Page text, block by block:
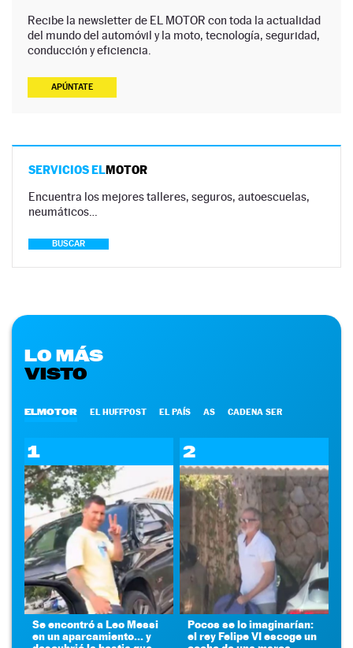
Recibe la newsletter de EL MOTOR con toda la actualidad
del mundo del automóvil y la moto, tecnología, seguridad,
conducción y eficiencia.
APÚNTATE
SERVICIOS ELMOTOR
Encuentra los mejores talleres, seguros, autoescuelas,
neumáticos…
BUSCAR
LO MÁS
VISTO
ELMOTOR EL HUFFPOST EL PAÍS AS CADENA SER
1
Se encontró a Leo Messi
en un aparcamiento... y
2
Pocos se lo imaginarían:
el rey Felipe VI escoge un